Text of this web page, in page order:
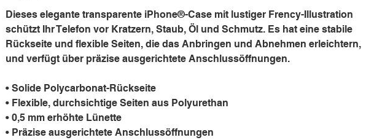
Dieses elegante transparente iPhone®-Case mit lustiger Frency-Illustration
schützt Ihr Telefon vor Kratzern, Staub, Öl und Schmutz. Es hat eine stabile
Rückseite und flexible Seiten, die das Anbringen und Abnehmen erleichtern,
und verfügt über präzise ausgerichtete Anschlussöffnungen.
• Solide Polycarbonat-Rückseite
• Flexible, durchsichtige Seiten aus Polyurethan
• 0,5 mm erhöhte Lünette
• Präzise ausgerichtete Anschlussöffnungen